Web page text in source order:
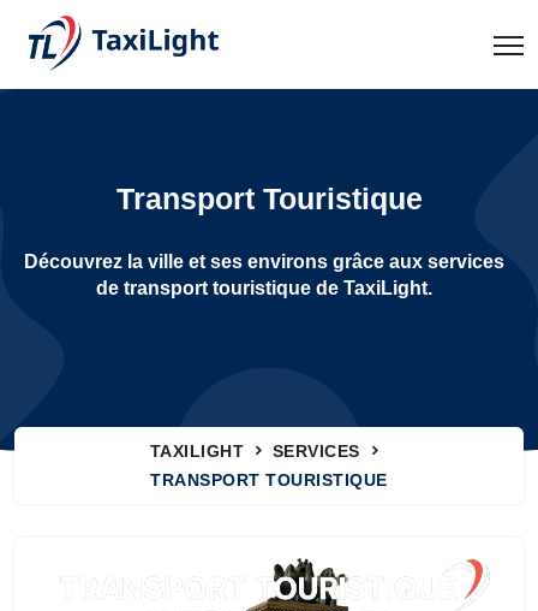
Transport Touristique
Découvrez la ville et ses environs grâce aux services
de transport touristique de TaxiLight.
TAXILIGHT
SERVICES
TRANSPORT TOURISTIQUE